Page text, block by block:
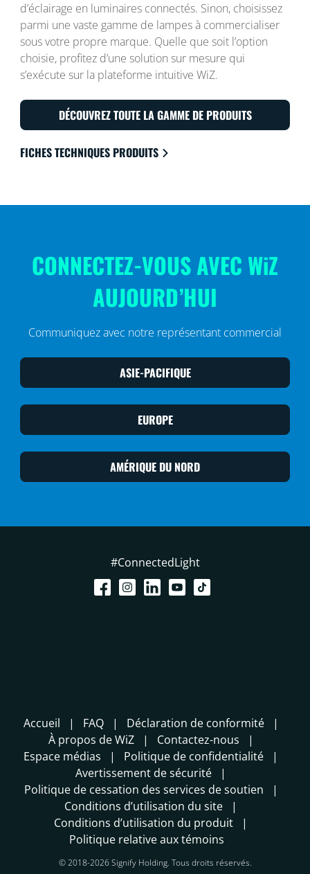
d’éclairage en luminaires connectés. Sinon, choisissez
parmi une vaste gamme de lampes à commercialiser
sous votre propre marque. Quelle que soit l’option
choisie, profitez d’une solution sur mesure qui
s’exécute sur la plateforme intuitive WiZ.
DÉCOUVREZ TOUTE LA GAMME DE PRODUITS
FICHES TECHNIQUES PRODUITS
CONNECTEZ-VOUS AVEC WiZ
AUJOURD’HUI
Communiquez avec notre représentant commercial
ASIE-PACIFIQUE
EUROPE
AMÉRIQUE DU NORD
#ConnectedLight
Accueil FAQ
Déclaration de conformité
À propos de WiZ
Contactez-nous
Espace médias
Politique de confidentialité
Avertissement de sécurité
Politique de cessation des services de soutien
Conditions d’utilisation du site
Conditions d’utilisation du produit
Politique relative aux témoins
© 2018-2026 Signify Holding. Tous droits réservés.